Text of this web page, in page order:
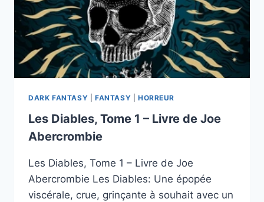
DARK FANTASY FANTASY HORREUR
Les Diables, Tome 1 – Livre de Joe
Abercrombie
Les Diables, Tome 1 – Livre de Joe
Abercrombie Les Diables: Une épopée
viscérale, crue, grinçante à souhait avec un